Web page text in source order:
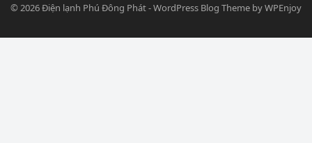
© 2026Điện lạnh Phú Đông Phát-WordPress Blog Theme byWPEnjoy